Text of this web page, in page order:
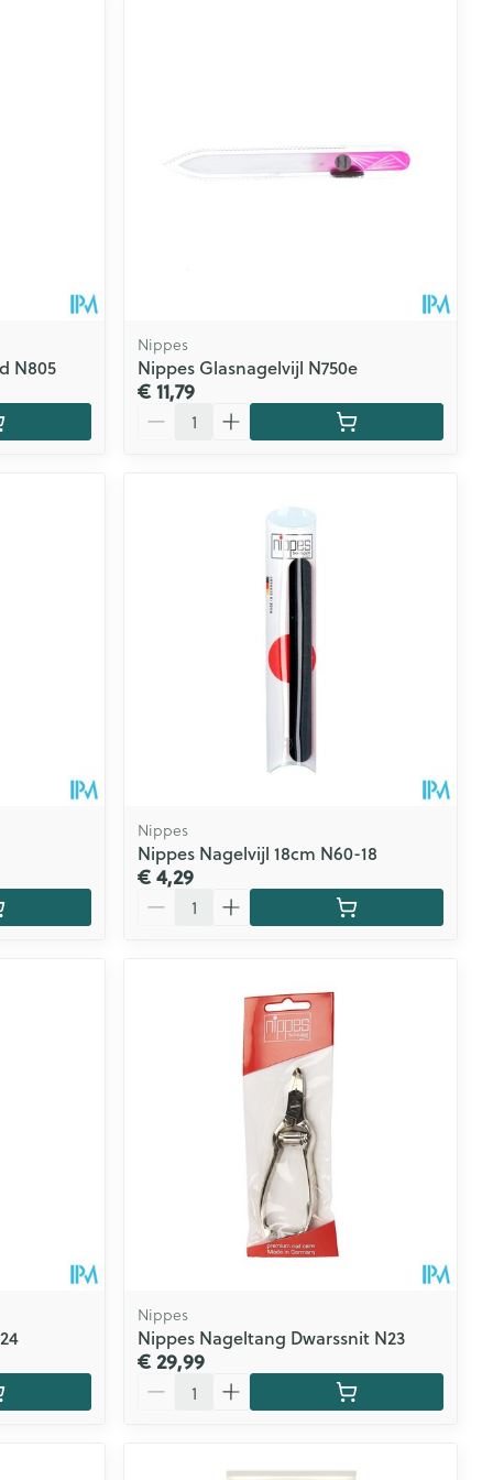
N805
Nippes
Nippes Glasnagelvijl N750e
€ 11,79
Nippes
Nippes Nagelvijl 18cm N60-18
€ 4,29
Nippes
Nippes Nageltang Dwarssnit N23
€ 29,99